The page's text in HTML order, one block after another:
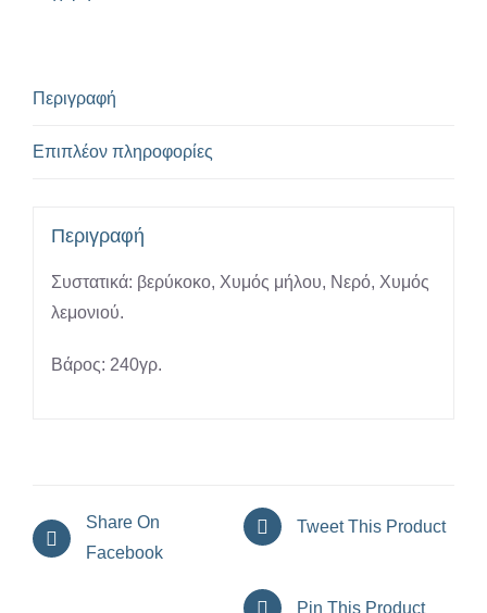
Περιγραφή
Επιπλέον πληροφορίες
Περιγραφή
Συστατικά: βερύκοκο, Χυμός μήλου, Νερό, Χυμός
λεμονιού.
Βάρος: 240γρ.
Share On
Facebook
Tweet This Product
Pin This Product